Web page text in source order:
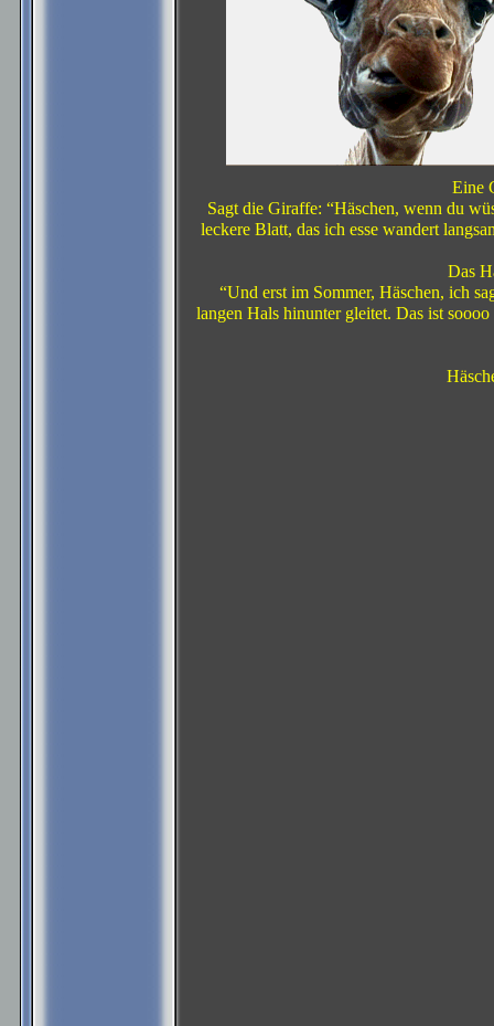
Eine
Sagt die Giraffe: “Häschen, wenn du
leckere Blatt, das ich esse wandert
Das
“Und erst im Sommer, Häschen, ich
langen Hals hinunter gleitet. Das ist